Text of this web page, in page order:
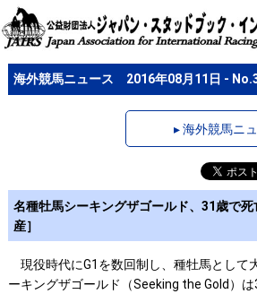
海外競馬ニュース 2016年08月11日 -
▸ 海外競馬ニ
名種牡馬シーキングザゴールド、31歳で
産］
現役時代にG1を数回制し、種牡馬として
ーキングザゴールド（Seeking the Gold）